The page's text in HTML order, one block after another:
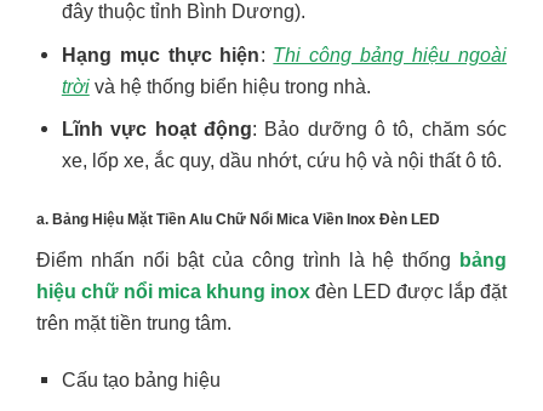
đây thuộc tỉnh Bình Dương).
Hạng mục thực hiện: Thi công bảng hiệu ngoài
trờivà hệ thống biển hiệu trong nhà.
Lĩnh vực hoạt động: Bảo dưỡng ô tô, chăm sóc
xe, lốp xe, ắc quy, dầu nhớt, cứu hộ và nội thất ô tô.
a. Bảng Hiệu Mặt Tiền Alu Chữ Nổi Mica Viền Inox Đèn LED
Điểm nhấn nổi bật của công trình là hệ thống
bảng
hiệu chữ nổi mica khung inox đèn LED được lắp đặt
trên mặt tiền trung tâm.
Cấu tạo bảng hiệu